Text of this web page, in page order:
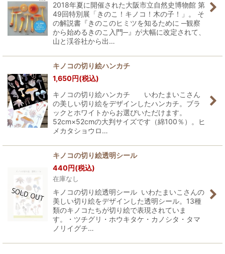
2018年夏に開催された大阪市立自然史博物館 第
49回特別展「きのこ！キノコ！木の子！」。 そ
の解説書『きのこのヒミツを知るために ─観察
から始めるきのこ入門─』が大幅に改定されて、
山と渓谷社から出…
キノコの切り絵ハンカチ
1,650円(税込)
キノコの切り絵ハンカチ いわたまいこさん
の美しい切り絵をデザインしたハンカチ。ブラ
ックとホワイトからお選びいただけます。
52cm×52cmの大判サイズです（綿100％）。ヒ
メカタショウロ…
キノコの切り絵透明シール
440円(税込)
在庫なし
キノコの切り絵透明シール いわたまいこさんの
美しい切り絵をデザインした透明シール。13種
類のキノコたちが切り絵で表現されていま
す。・ツチグリ・ホウキタケ・カノシタ・タマ
ノリイグチ…